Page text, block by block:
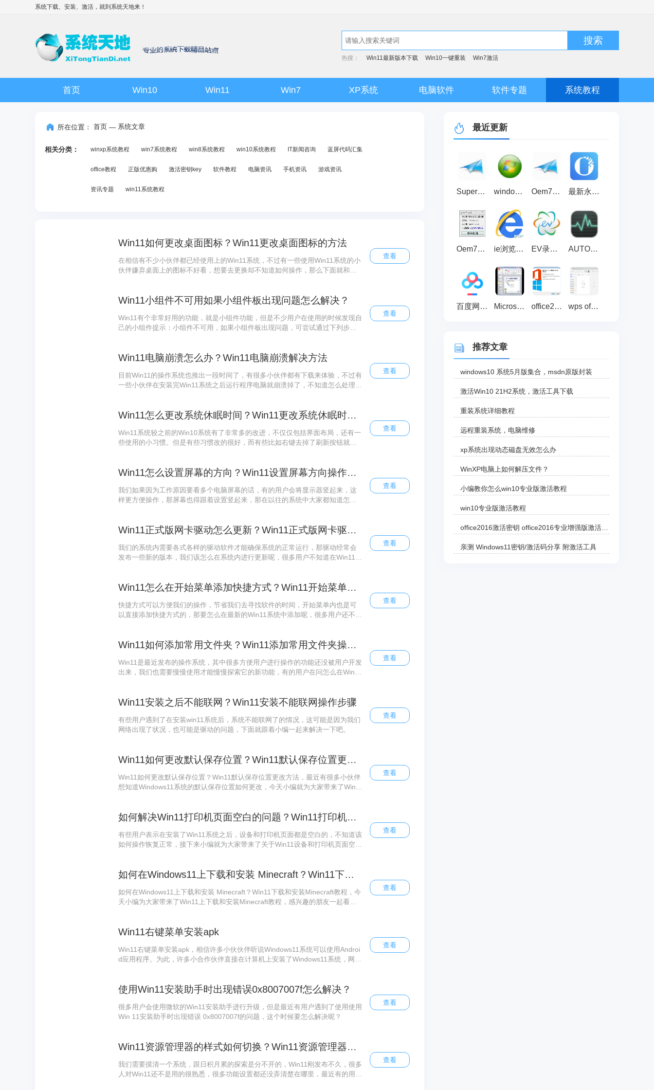
系统下载、安装、激活，就到 系统天地来！
搜索
热搜： Win11最新版本下载 Win10一键重装 Win7激活
首页 Win10 Win11 Win7 XP系统 电脑软件 软件专题 系统教程
所在位置： 首页 — 系统文章
相关分类： winxp系统教程 win7系统教程 win8系统教程 win10系统教程 IT新闻咨询 蓝屏代码汇集
office教程 正版优惠购 激活密钥key 软件教程 电脑资讯 手机资讯 游戏资讯
资讯专题 win11系统教程
Win11如何更改桌面图标？Win11更改桌面图标的方法
在相信有不少小伙伴都已经使用上的Win11系统，不过有一些使用Win11系统的小
伙伴嫌弃桌面上的图标不好看，想要去更换却不知道如何操作，那么下面就和小
查看
Win11小组件不可用如果小组件板出现问题怎么解决？
Win11有个非常好用的功能，就是小组件功能，但是不少用户在使用的时候发现自
己的小组件提示：小组件不可用，如果小组件板出现问题，可尝试通过下列步骤
查看
Win11电脑崩溃怎么办？Win11电脑崩溃解决方法
目前Win11的操作系统也推出一段时间了，有很多小伙伴都有下载来体验，不过有
一些小伙伴在安装完Win11系统之后运行程序电脑就崩溃掉了，不知道怎么处理，
查看
Win11怎么更改系统休眠时间？Win11更改系统休眠时间操作方法
Win11系统较之前的Win10系统有了非常多的改进，不仅仅包括界面布局，还有一
些使用的小习惯。但是有些习惯改的很好，而有些比如右键去掉了刷新按钮就让
查看
Win11怎么设置屏幕的方向？Win11设置屏幕方向操作方法
我们如果因为工作原因要看多个电脑屏幕的话，有的用户会将显示器竖起来，这
样更方便操作，那屏幕也得跟着设置竖起来，那在以往的系统中大家都知道怎么
查看
Win11正式版网卡驱动怎么更新？Win11正式版网卡驱动更新操作方法
我们的系统内需要各式各样的驱动软件才能确保系统的正常运行，那驱动经常会
发布一些新的版本，我们该怎么在系统内进行更新呢，很多用户不知道在Win11正
查看
Win11怎么在开始菜单添加快捷方式？Win11开始菜单添加快捷方式操作方法
快捷方式可以方便我们的操作，节省我们去寻找软件的时间，开始菜单内也是可
以直接添加快捷方式的，那要怎么在最新的Win11系统中添加呢，很多用户还不知
查看
Win11如何添加常用文件夹？Win11添加常用文件夹操作方法
Win11是最近发布的操作系统，其中很多方便用户进行操作的功能还没被用户开发
出来，我们也需要慢慢使用才能慢慢探索它的新功能，有的用户在问怎么在Win11
查看
Win11安装之后不能联网？Win11安装不能联网操作步骤
有些用户遇到了在安装win11系统后，系统不能联网了的情况，这可能是因为我们
网络出现了状况，也可能是驱动的问题，下面就跟着小编一起来解决一下吧。
查看
Win11如何更改默认保存位置？Win11默认保存位置更改方法
Win11如何更改默认保存位置？Win11默认保存位置更改方法，最近有很多小伙伴
想知道Windows11系统的默认保存位置如何更改，今天小编就为大家带来了Win11
查看
如何解决Win11打印机页面空白的问题？Win11打印机页面空白的解决办法
有些用户表示在安装了Win11系统之后，设备和打印机页面都是空白的，不知道该
如何操作恢复正常，接下来小编就为大家带来了关于Win11设备和打印机页面空白
查看
如何在Windows11上下载和安装 Minecraft？Win11下载和安装Minecraft教程
如何在Windows11上下载和安装 Minecraft？Win11下载和安装Minecraft教程，今
天小编为大家带来了Win11上下载和安装Minecraft教程，感兴趣的朋友一起看看
查看
Win11右键菜单安装apk
Win11右键菜单安装apk，相信许多小伙伙伴听说Windows11系统可以使用Androi
d应用程序。为此，许多小合作伙伴直接在计算机上安装了Windows11系统，网上
查看
使用Win11安装助手时出现错误0x8007007f怎么解决？
很多用户会使用微软的Win11安装助手进行升级，但是最近有用户遇到了使用使用
Win 11安装助手时出现错误 0x8007007f的问题，这个时候要怎么解决呢？
查看
Win11资源管理器的样式如何切换？Win11资源管理器样式切换方法
我们需要摸清一个系统，跟日积月累的探索是分不开的，Win11刚发布不久，很多
人对Win11还不是用的很熟悉，很多功能设置都还没弄清楚在哪里，最近有的用户
查看
最近更新
SuperOem7 V2（win7激活工具） windows loader(win8激活工具) v2.5 绿色版 Oem7F7(win7激活工具) V7.0 绿色版 最新永中office2021个人版免费官方版
Oem7F7 By小马 3.3绿色版_win7激活工具 ie浏览器 最新版 EV录屏软件 AUTO Uninstaller密钥破解注册机 V1.0 绿色免费版
百度网盘超级会员激活码免费领取器 2020 最新免费版 Microsoft office 2010 官方完整版下载 office2016激活工具(KMS) V10.2.0 wps office2019 官方下载完整破解版（wps办公软件）
推荐文章
windows10 系统5月版集合，msdn原版封装
激活Win10 21H2系统，激活工具下载
重装系统详细教程
远程重装系统，电脑维修
xp系统出现动态磁盘无效怎么办
WinXP电脑上如何解压文件？
小编教你怎么win10专业版激活教程
win10专业版激活教程
亲测 Windows11密钥/激活码分享 附激活工具